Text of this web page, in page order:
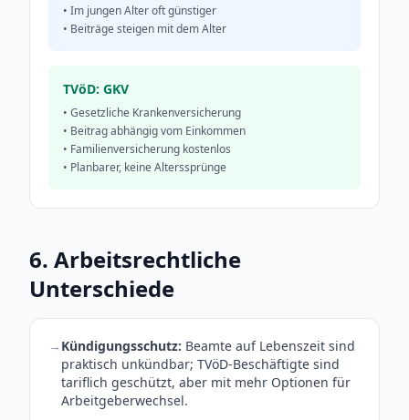
• Im jungen Alter oft günstiger
• Beiträge steigen mit dem Alter
TVöD: GKV
• Gesetzliche Krankenversicherung
• Beitrag abhängig vom Einkommen
• Familienversicherung kostenlos
• Planbarer, keine Alterssprünge
6. Arbeitsrechtliche
Unterschiede
→ Kündigungsschutz: Beamte auf Lebenszeit sind
praktisch unkündbar; TVöD-Beschäftigte sind
tariflich geschützt, aber mit mehr Optionen für
Arbeitgeberwechsel.